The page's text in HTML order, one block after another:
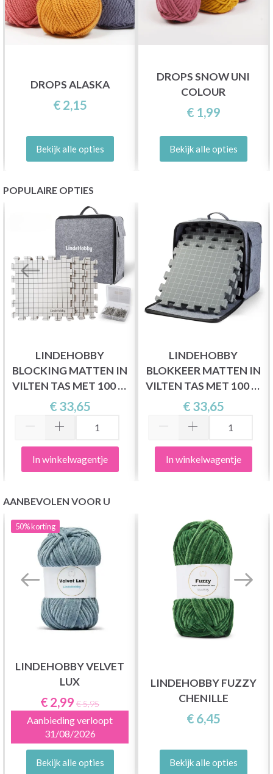
DROPS ALASKA
€ 2,15
Bekijk alle opties
DROPS SNOW UNI
COLOUR
€ 1,99
Bekijk alle opties
POPULAIRE OPTIES
LINDEHOBBY
BLOCKING MATTEN IN
VILTEN TAS MET 100 T-
PINNEN, WIT
€ 33,65
In winkelwagentje
LINDEHOBBY
BLOKKEER MATTEN IN
VILTEN TAS MET 100 T-
PINNEN, GRIJS
€ 33,65
In winkelwagentje
AANBEVOLEN VOOR U
50%korting
LINDEHOBBY VELVET
LUX
€ 2,99 € 5,95
Aanbieding verloopt
31/08/2026
Bekijk alle opties
LINDEHOBBY FUZZY
CHENILLE
€ 6,45
Bekijk alle opties